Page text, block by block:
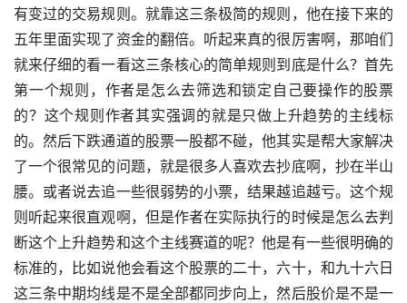
有变过的交易规则。就靠这三条极简的规则，他在接下来的
五年里面实现了资金的翻倍。听起来真的很厉害啊，那咱们
就来仔细的看一看这三条核心的简单规则到底是什么？首先
第一个规则，作者是怎么去筛选和锁定自己要操作的股票
的？这个规则作者其实强调的就是只做上升趋势的主线标
的。然后下跌通道的股票一股都不碰，他其实是帮大家解决
了一个很常见的问题，就是很多人喜欢去抄底啊，抄在半山
腰。或者说去追一些很弱势的小票，结果越追越亏。这个规
则听起来很直观啊，但是作者在实际执行的时候是怎么去判
断这个上升趋势和这个主线赛道的呢？他是有一些很明确的
标准的，比如说他会看这个股票的二十，六十，和九十六日
这三条中期均线是不是全部都同步向上，然后股价是不是一